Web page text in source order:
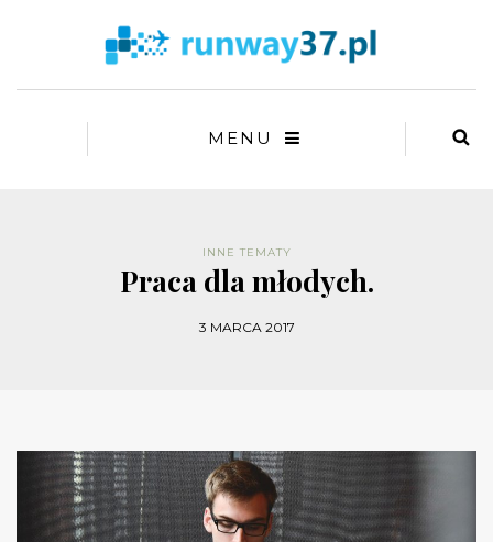
MENU
INNE TEMATY
Praca dla młodych.
3 MARCA 2017